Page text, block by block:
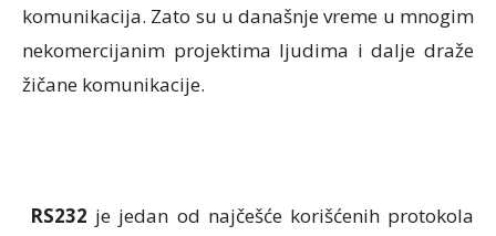
komunikacija. Zato su u današnje vreme u mnogim
nekomercijanim projektima ljudima i dalje draže
žičane komunikacije.
RS232 je jedan od najčešće korišćenih protokola